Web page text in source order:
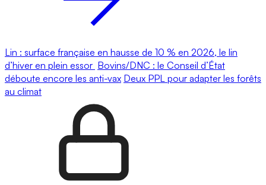
Lin : surface française en hausse de 10 % en 2026, le lin
d’hiver en plein essor Bovins/DNC : le Conseil d’État
déboute encore les anti-vax Deux PPL pour adapter les forêts
au climat